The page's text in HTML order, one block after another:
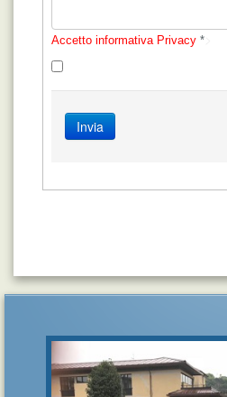
Accetto informativa Privacy*>
Invia